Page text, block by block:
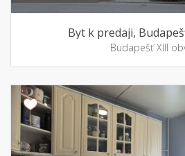
Byt k predaji,
Budapešť XIII